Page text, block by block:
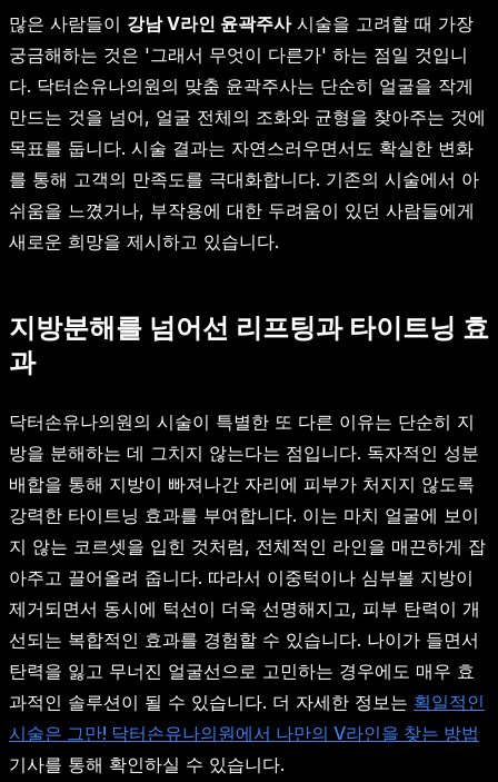
많은 사람들이 강남 V라인 윤곽주사시술을 고려할 때 가장
궁금해하는 것은 '그래서 무엇이 다른가' 하는 점일 것입니
다. 닥터손유나의원의 맞춤 윤곽주사는 단순히 얼굴을 작게
만드는 것을 넘어, 얼굴 전체의 조화와 균형을 찾아주는 것에
목표를 둡니다. 시술 결과는 자연스러우면서도 확실한 변화
를 통해 고객의 만족도를 극대화합니다. 기존의 시술에서 아
쉬움을 느꼈거나, 부작용에 대한 두려움이 있던 사람들에게
새로운 희망을 제시하고 있습니다.
지방분해를 넘어선 리프팅과 타이트닝 효
과
닥터손유나의원의 시술이 특별한 또 다른 이유는 단순히 지
방을 분해하는 데 그치지 않는다는 점입니다. 독자적인 성분
배합을 통해 지방이 빠져나간 자리에 피부가 처지지 않도록
강력한 타이트닝 효과를 부여합니다. 이는 마치 얼굴에 보이
지 않는 코르셋을 입힌 것처럼, 전체적인 라인을 매끈하게 잡
아주고 끌어올려 줍니다. 따라서 이중턱이나 심부볼 지방이
제거되면서 동시에 턱선이 더욱 선명해지고, 피부 탄력이 개
선되는 복합적인 효과를 경험할 수 있습니다. 나이가 들면서
탄력을 잃고 무너진 얼굴선으로 고민하는 경우에도 매우 효
과적인 솔루션이 될 수 있습니다. 더 자세한 정보는 획일적인
시술은 그만! 닥터손유나의원에서 나만의 V라인을 찾는 방법
기사를 통해 확인하실 수 있습니다.